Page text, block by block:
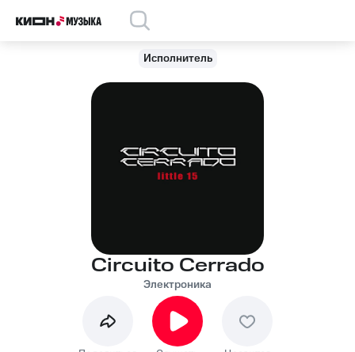
Исполнитель
Circuito Cerrado
Электроника